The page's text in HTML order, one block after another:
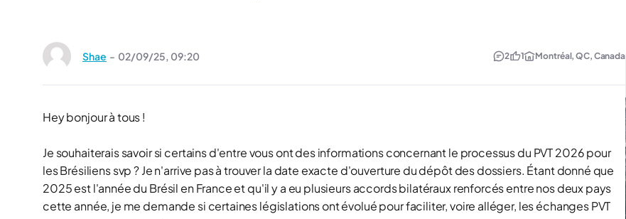
Shae - 02/09/25, 09:20 2 1 Montréal, QC, Canada
Hey bonjour à tous !
Je souhaiterais savoir si certains d'entre vous ont des informations concernant le processus du PVT 2026 pour
les Brésiliens svp ? Je n'arrive pas à trouver la date exacte d'ouverture du dépôt des dossiers. Étant donné que
2025 est l'année du Brésil en France et qu'il y a eu plusieurs accords bilatéraux renforcés entre nos deux pays
cette année, je me demande si certaines législations ont évolué pour faciliter, voire alléger, les échanges PVT